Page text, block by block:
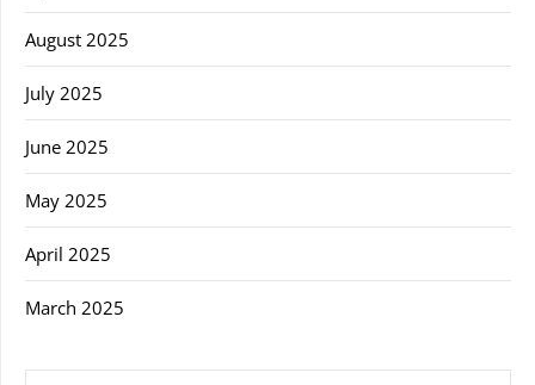
August 2025
July 2025
June 2025
May 2025
April 2025
March 2025